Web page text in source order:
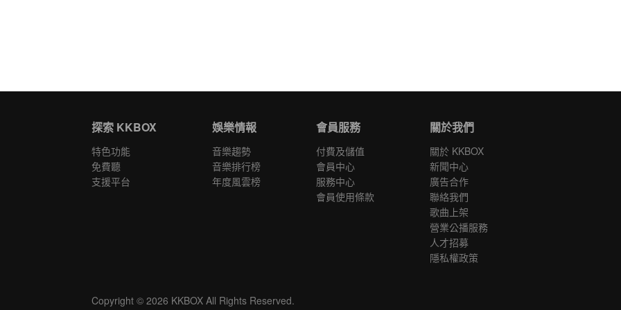
探索 KKBOX
特色功能
免費聽
支援平台
娛樂情報
音樂趨勢
音樂排行榜
年度風雲榜
會員服務
付費及儲值
會員中心
服務中心
會員使用條款
關於我們
關於 KKBOX
新聞中心
廣告合作
聯絡我們
歌曲上架
營業公播服務
人才招募
隱私權政策
Copyright © 2026 KKBOX All Rights Reserved.